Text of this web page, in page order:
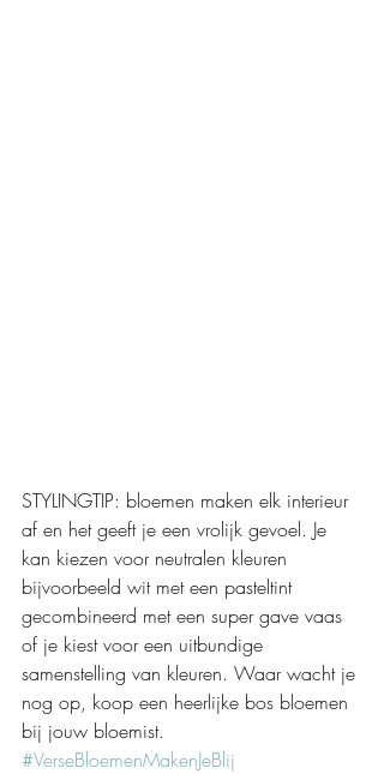
STYLINGTIP: bloemen maken elk interieur
af en het geeft je een vrolijk gevoel. Je
kan kiezen voor neutralen kleuren
bijvoorbeeld wit met een pasteltint
gecombineerd met een super gave vaas
of je kiest voor een uitbundige
samenstelling van kleuren. Waar wacht je
nog op, koop een heerlijke bos bloemen
bij jouw bloemist.
#VerseBloemenMakenJeBlij